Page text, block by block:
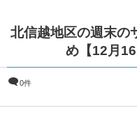
北信越地区の週末の
め【12月16
0件